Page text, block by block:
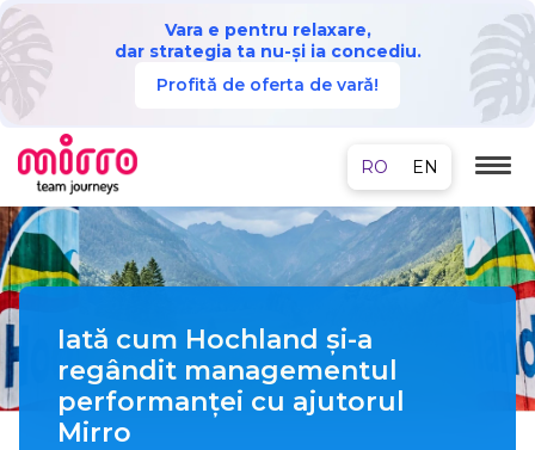
Vara e pentru relaxare,
dar strategia ta nu-și ia concediu.
Profită de oferta de vară!
Iată cum Hochland și-a
regândit managementul
performanței cu ajutorul
Mirro